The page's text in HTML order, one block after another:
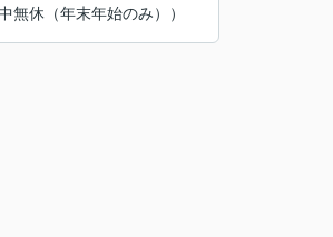
無休（年末年始のみ））